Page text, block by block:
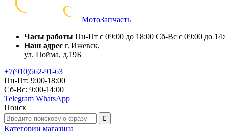
МотоЗапчасть
Часы работы Пн-Пт с 09:00 до 18:00 Сб-Вс с 09:00 до
Наш адрес г. Ижевск,
ул. Пойма, д.19Б
+7(910)562-91-63
Пн-Пт: 9:00-18:00
Сб-Вс: 9:00-14:00
Telegram WhatsApp
Поиск
Категории магазина